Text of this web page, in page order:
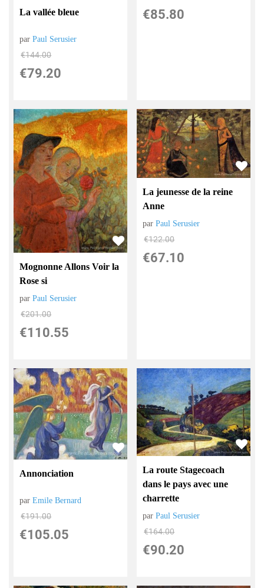
La vallée bleue
parPaul Serusier
€144.00
€79.20
€85.80
Mognonne Allons Voir la
Rose si
parPaul Serusier
€201.00
€110.55
La jeunesse de la reine
Anne
parPaul Serusier
€122.00
€67.10
Annonciation
parEmile Bernard
€191.00
€105.05
La route Stagecoach
dans le pays avec une
charrette
parPaul Serusier
€164.00
€90.20